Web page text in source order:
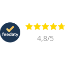
Recensioner
4,8/5